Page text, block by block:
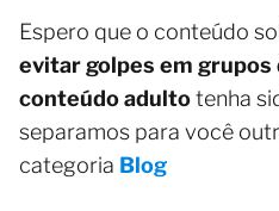
Espero que o conteúdo
evitar golpes em grupos
conteúdo adultotenha
separamos para você
categoria Blog